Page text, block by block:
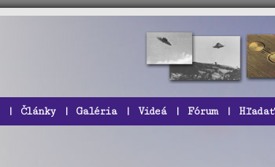
| Články | Galéria | Videá | Fórum | Hľadať